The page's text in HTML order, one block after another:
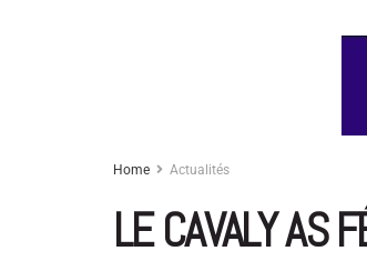
Home Actualités
LE CAVALY AS